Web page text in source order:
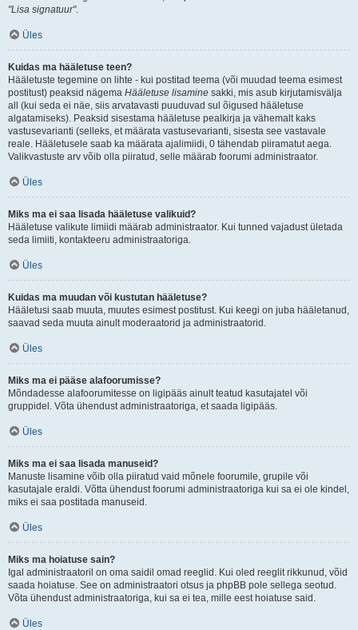
"Lisa signatuur".
Üles
Kuidas ma hääletuse teen?
Hääletuste tegemine on lihte - kui postitad teema (või muudad teema esimest
postitust) peaksid nägema Hääletuse lisamine sakki, mis asub kirjutamisvälja
all (kui seda ei näe, siis arvatavasti puuduvad sul õigused hääletuse
algatamiseks). Peaksid sisestama hääletuse pealkirja ja vähemalt kaks
vastusevarianti (selleks, et määrata vastusevarianti, sisesta see vastavale
reale. Hääletusele saab ka määrata ajalimiidi, 0 tähendab piiramatut aega.
Valikvastuste arv võib olla piiratud, selle määrab foorumi administraator.
Üles
Miks ma ei saa lisada hääletuse valikuid?
Hääletuse valikute limiidi määrab administraator. Kui tunned vajadust ületada
seda limiiti, kontakteeru administraatoriga.
Üles
Kuidas ma muudan või kustutan hääletuse?
Hääletusi saab muuta, muutes esimest postitust. Kui keegi on juba hääletanud,
saavad seda muuta ainult moderaatorid ja administraatorid.
Üles
Miks ma ei pääse alafoorumisse?
Mõndadesse alafoorumitesse on ligipääs ainult teatud kasutajatel või
gruppidel. Võta ühendust administraatoriga, et saada ligipääs.
Üles
Miks ma ei saa lisada manuseid?
Manuste lisamine võib olla piiratud vaid mõnele foorumile, grupile või
kasutajale eraldi. Võtta ühendust foorumi administraatoriga kui sa ei ole kindel,
miks ei saa postitada manuseid.
Üles
Miks ma hoiatuse sain?
Igal administraatoril on oma saidil omad reeglid. Kui oled reeglit rikkunud, võid
saada hoiatuse. See on administraatori otsus ja phpBB pole sellega seotud.
Võta ühendust administraatoriga, kui sa ei tea, mille eest hoiatuse said.
Üles